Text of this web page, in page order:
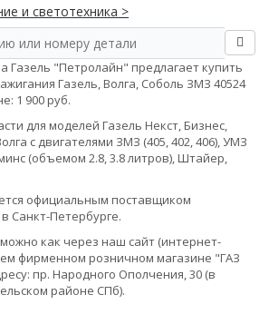
и светотехника >
Газель "Петролайн" предлагает купить
Газель, Волга, Соболь ЗМЗ 40524
1 900 руб.
для моделей Газель Некст, Бизнес,
с двигателями ЗМЗ (405, 402, 406), УМЗ
(объемом 2.8, 3.8 литров), Штайер,
официальным поставщиком
Санкт-Петербурге.
как через наш сайт (интернет-
фирменном розничном магазине "ГАЗ
пр. Народного Ополчения, 30 (в
районе СПб).